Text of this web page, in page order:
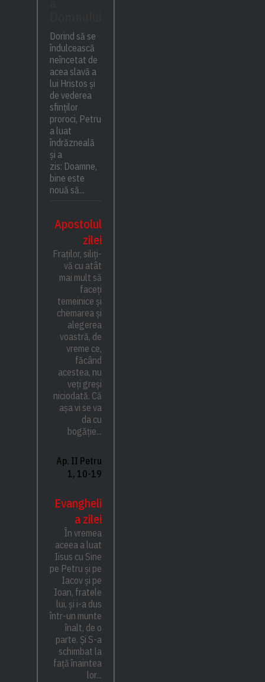
Dorind să se
îndulcească
neîncetat de
acea slavă a
lui Hristos și
de vederea
sfinților
proroci, Petru
a luat
îndrăzneală
și a
zis: Doamne,
bine este
nouă să...
Apostolul
zilei
Fraților, siliți-
vă cu atât
mai mult să
faceți
temeinice și
chemarea și
alegerea
voastră, de
vreme ce,
făcând
acestea, nu
veți greși
niciodată. Că
așa vi se va
da cu
bogăție...
Ap. II Petru
1, 10-19
Evangheli
a zilei
În vremea
aceea a luat
Iisus cu Sine
pe Petru și pe
Iacov și pe
Ioan, fratele
lui, și i-a dus
într-un munte
înalt, de o
parte. Și S-a
schimbat la
față înaintea
lor...